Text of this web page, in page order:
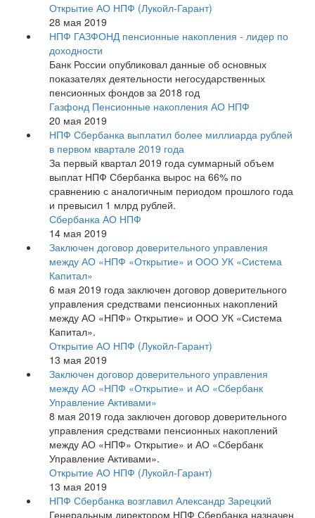
Открытие АО НПФ (Лукойл-Гарант)
28 мая 2019
НПФ ГАЗФОНД пенсионные накопления - лидер по
доходности
Банк России опубликовал данные об основных
показателях деятельности негосударственных
пенсионных фондов за 2018 год
Газфонд Пенсионные накопления АО НПФ
20 мая 2019
НПФ Сбербанка выплатил более миллиарда рублей
в первом квартале 2019 года
За первый квартал 2019 года суммарный объем
выплат НПФ Сбербанка вырос на 66% по
сравнению с аналогичным периодом прошлого года
и превысил 1 млрд рублей.
Сбербанка АО НПФ
14 мая 2019
Заключен договор доверительного управления
между АО «НПФ «Открытие» и ООО УК «Система
Капитал»
6 мая 2019 года заключен договор доверительного
управления средствами пенсионных накоплений
между АО «НПФ» Открытие» и ООО УК «Система
Капитал».
Открытие АО НПФ (Лукойл-Гарант)
13 мая 2019
Заключен договор доверительного управления
между АО «НПФ «Открытие» и АО «Сбербанк
Управление Активами»
8 мая 2019 года заключен договор доверительного
управления средствами пенсионных накоплений
между АО «НПФ» Открытие» и АО «Сбербанк
Управление Активами».
Открытие АО НПФ (Лукойл-Гарант)
13 мая 2019
НПФ Сбербанка возглавил Александр Зарецкий
Генеральным директором НПФ Сбербанка назначен